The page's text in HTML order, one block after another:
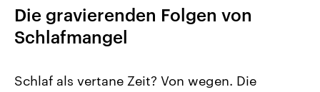
Die gravierenden Folgen von
Schlafmangel
Schlaf als vertane Zeit? Von wegen. Die